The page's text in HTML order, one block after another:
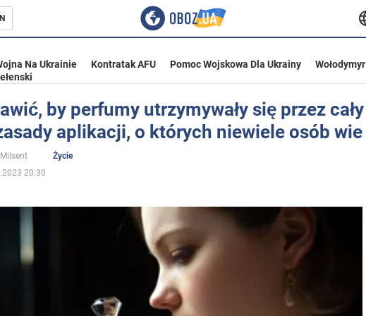
Ukrainie
Na Ukrainie Kontratak AFU Pomoc Wojskowa Dla Ukrainy
Wołodymyr
by perfumy utrzymywały się przez cały
aplikacji, o których niewiele osób wie
Życie
20:30